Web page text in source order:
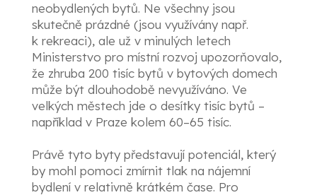
neobydlených bytů. Ne všechny jsou
skutečně prázdné (jsou využívány např.
k rekreaci), ale už v minulých letech
Ministerstvo pro místní rozvoj upozorňovalo,
že zhruba 200 tisíc bytů v bytových domech
může být dlouhodobě nevyužíváno. Ve
velkých městech jde o desítky tisíc bytů –
například v Praze kolem 60–65 tisíc.
Právě tyto byty představují potenciál, který
by mohl pomoci zmírnit tlak na nájemní
bydlení v relativně krátkém čase. Pro